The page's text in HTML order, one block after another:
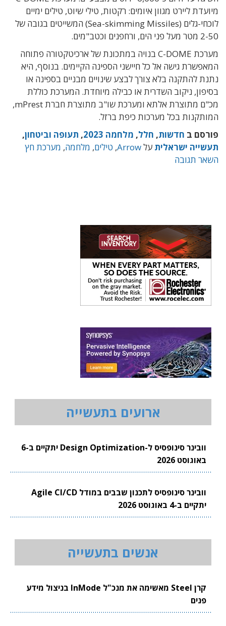
מיועדת ליירט מגוון איומים: רקטות, טילי שיוט, טילים ימיים
לוכחי-גלים (Sea-skimming Missiles) המשייטים בגובה של
2-50 מטר מעל פני הים, ורחפנים וכטב"מים.
מערכת C-DOME בנויה במתכונת של ארכיטקטורה פתוחה
המאפשרת גישה אל כל חיישני הספינה הקיימים. בנוסף, היא
נתנת להתקנה בלא צורך לבצע שינויים מבניים בספינה או
בסיפון, ניקוב השדרית או כבילה מיוחדת. המערכת כוללת
מכ"ם מתוצרת אלתא ומערכת שו"ב מתוצרת חברת mPrest,
המותקנות בכל מערכות כיפת ברזל.
פורסם ב חדשות, חלל, מלחמה 2023 , תעופה וביטחון,
תעשייה ישראלית עלArrow
, טילים, מלחמה, מערכת חץ
השאר תגובה
ארועים בתעשייה
וובינר סינופסיס ל-Design Optimization יתקיים ב-6
באוגוסט 2026
וובינר סינופסיס לתכנון שבבים במודל Agile CI/CD
יתקיים ב-4 באוגוסט 2026
אנשים בתעשייה
קרן Steel מאשימה את מנכ"ל InMode בניצול מידע
פנים